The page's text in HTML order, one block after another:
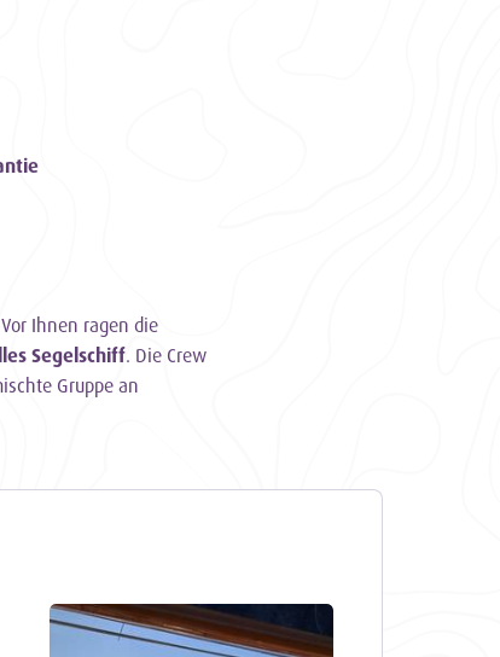
Ihnen ragen die
Segelschiff. Die Crew
Gruppe an